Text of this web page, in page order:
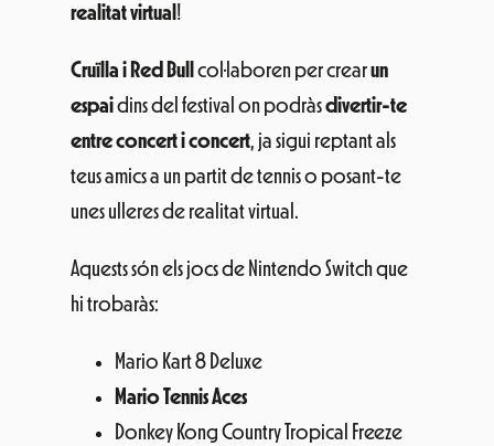
realitat virtual !
Cruïlla i Red Bull col·laboren per crearun
espaidins del festival on podràsdivertir-te
entre concert i concert, ja sigui reptant als
teus amics a un partit de tennis o posant-te
unes ulleres de realitat virtual.
Aquests són els jocs de Nintendo Switch que
hi trobaràs:
Mario Kart 8 Deluxe
Mario Tennis Aces
Donkey Kong Country Tropical Freeze